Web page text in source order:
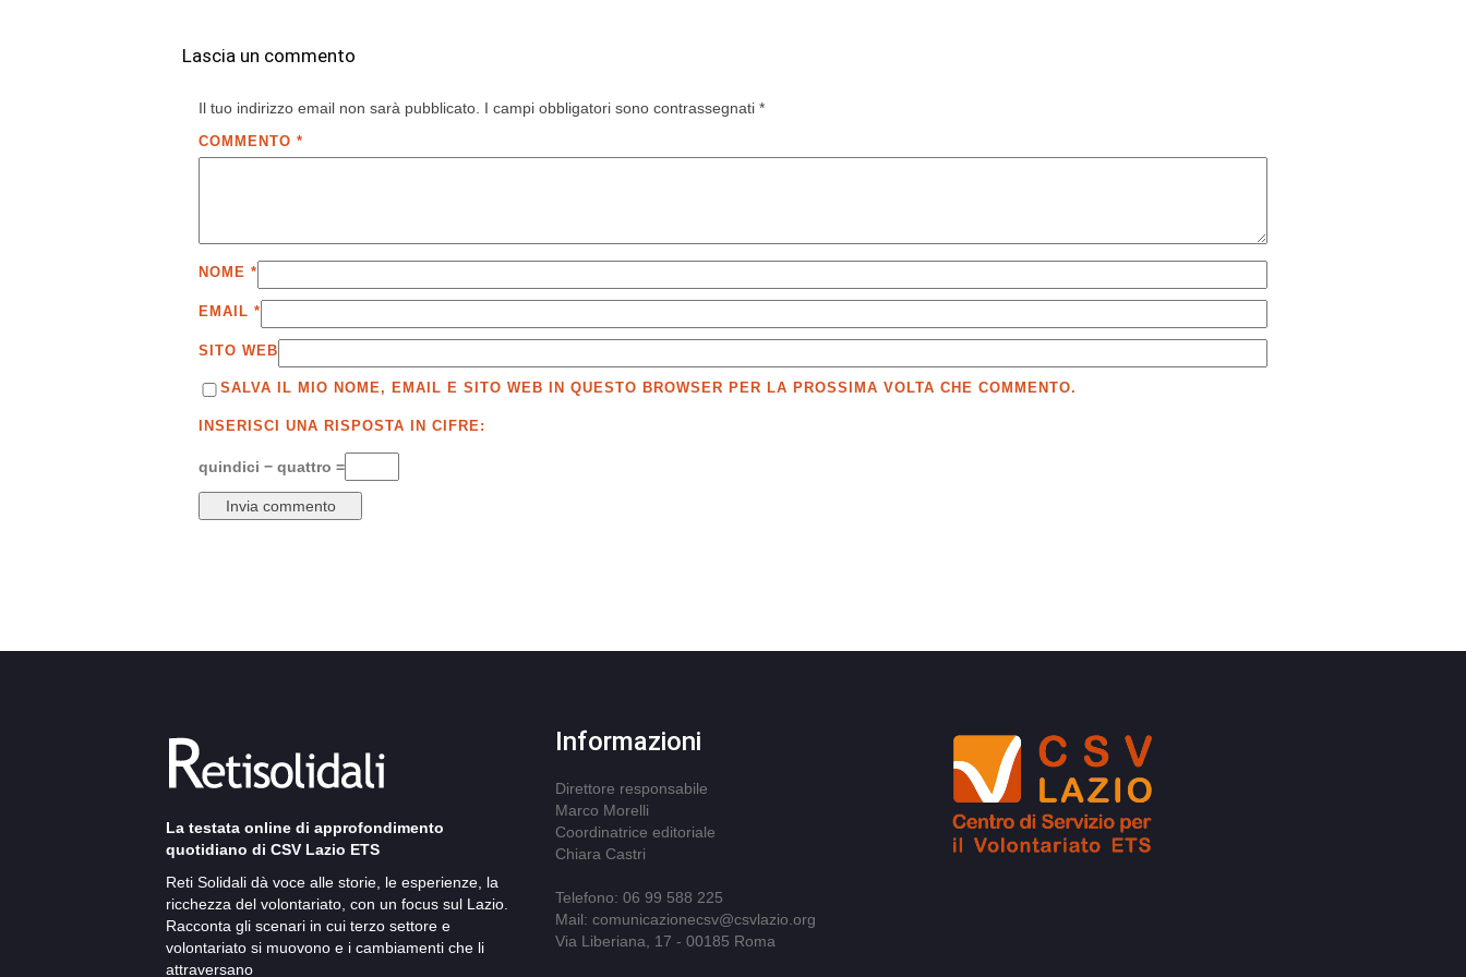
Lascia un commento
Il tuo indirizzo email non sarà pubblicato. I campi obbligatori sono contrassegnati *
COMMENTO *
NOME *
EMAIL *
SITO WEB
SALVA IL MIO NOME, EMAIL E SITO WEB IN QUESTO BROWSER PER LA PROSSIMA VOLTA CHE COMMENTO.
INSERISCI UNA RISPOSTA IN CIFRE:
quindici − quattro =
La testata online di approfondimento
quotidiano di CSV Lazio ETS
Reti Solidali dà voce alle storie, le esperienze, la
ricchezza del volontariato, con un focus sul Lazio.
Racconta gli scenari in cui terzo settore e
volontariato si muovono e i cambiamenti che li
attraversano
Informazioni
Direttore responsabile
Marco Morelli
Coordinatrice editoriale
Chiara Castri
Telefono: 06 99 588 225
Mail: comunicazionecsv@csvlazio.org
Via Liberiana, 17 - 00185 Roma